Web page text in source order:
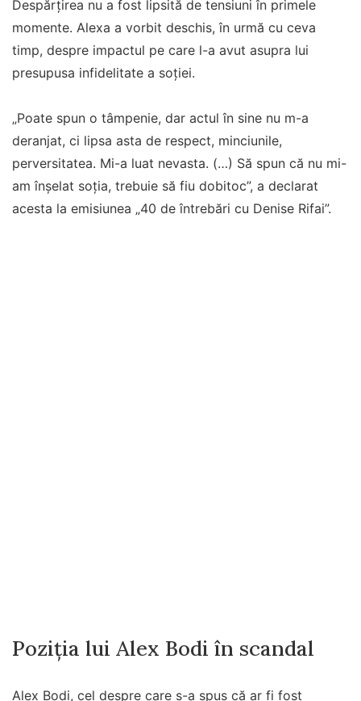
După incident am luat legătura cu ea să clarificăm
două ori. M-a sunat în ziua aia, l-am și chemat la mine